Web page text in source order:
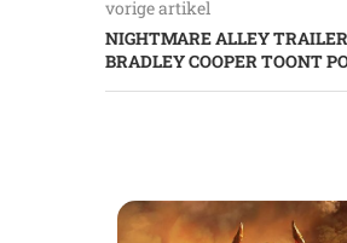
vorige artikel
NIGHTMARE ALLEY
BRADLEY COOPER TOONT